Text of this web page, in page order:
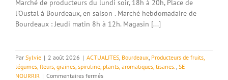
Marché de producteurs du lundi soir, 18h à 20h, Place de
l'Oustal à Bourdeaux, en saison . Marché hebdomadaire de
Bourdeaux : Jeudi matin 8h à 12h. Magasin [...]
Par Sylvie | 2 août 2026 | ACTUALITES Bourdeaux Producteurs de fruits,
légumes, fleurs, graines, spiruline, plants, aromatiques, tisanes. SE
NOURRIR | Commentaires ferméssur